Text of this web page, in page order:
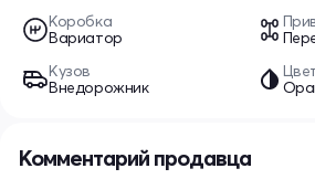
Коробка
Вариатор
Кузов
Внедорожник
Комментарий продавца